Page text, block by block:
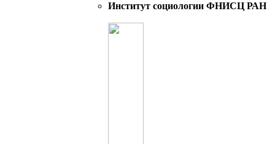
Институт социологии ФНИСЦ РАН